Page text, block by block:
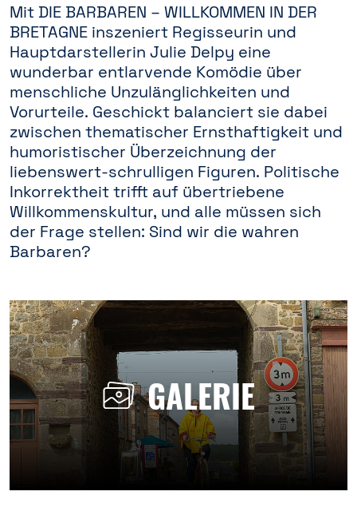
Mit DIE BARBAREN – WILLKOMMEN IN DER
BRETAGNE inszeniert Regisseurin und
Hauptdarstellerin Julie Delpy eine
wunderbar entlarvende Komödie über
menschliche Unzulänglichkeiten und
Vorurteile. Geschickt balanciert sie dabei
zwischen thematischer Ernsthaftigkeit und
humoristischer Überzeichnung der
liebenswert-schrulligen Figuren. Politische
Inkorrektheit trifft auf übertriebene
Willkommenskultur, und alle müssen sich
der Frage stellen: Sind wir die wahren
Barbaren?
GALERIE